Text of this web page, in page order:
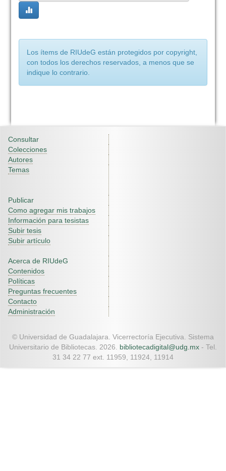
Los ítems de RIUdeG están protegidos por copyright,
con todos los derechos reservados, a menos que se
indique lo contrario.
Consultar
Colecciones
Autores
Temas
Publicar
Como agregar mis trabajos
Información para tesistas
Subir tesis
Subir artículo
Acerca de RIUdeG
Contenidos
Políticas
Preguntas frecuentes
Contacto
Administración
© Universidad de Guadalajara. Vicerrectoría Ejecutiva. Sistema
Universitario de Bibliotecas. 2026. bibliotecadigital@udg.mx - Tel.
31 34 22 77 ext. 11959, 11924, 11914